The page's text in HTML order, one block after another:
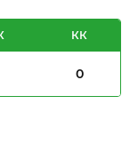
КК
0